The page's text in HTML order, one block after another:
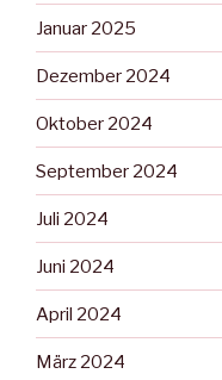
Januar 2025
Dezember 2024
Oktober 2024
September 2024
Juli 2024
Juni 2024
April 2024
März 2024